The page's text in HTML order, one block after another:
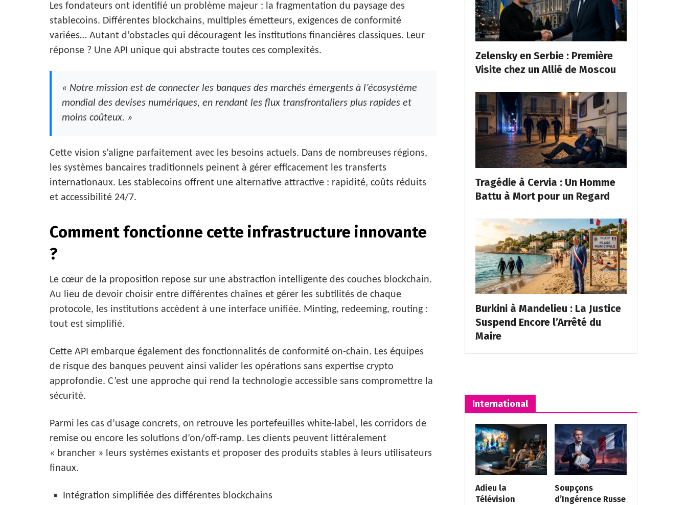
Les fondateurs ont identifié un problème majeur : la fragmentation du paysage des
stablecoins. Différentes blockchains, multiples émetteurs, exigences de conformité
variées… Autant d’obstacles qui découragent les institutions financières classiques. Leur
réponse ? Une API unique qui abstracte toutes ces complexités.
« Notre mission est de connecter les banques des marchés émergents à l’écosystème
mondial des devises numériques, en rendant les flux transfrontaliers plus rapides et
moins coûteux. »
Cette vision s’aligne parfaitement avec les besoins actuels. Dans de nombreuses régions,
les systèmes bancaires traditionnels peinent à gérer efficacement les transferts
internationaux. Les stablecoins offrent une alternative attractive : rapidité, coûts réduits
et accessibilité 24/7.
Comment fonctionne cette infrastructure innovante
?
Le cœur de la proposition repose sur une abstraction intelligente des couches blockchain.
Au lieu de devoir choisir entre différentes chaînes et gérer les subtilités de chaque
protocole, les institutions accèdent à une interface unifiée. Minting, redeeming, routing :
tout est simplifié.
Cette API embarque également des fonctionnalités de conformité on-chain. Les équipes
de risque des banques peuvent ainsi valider les opérations sans expertise crypto
approfondie. C’est une approche qui rend la technologie accessible sans compromettre la
sécurité.
Parmi les cas d’usage concrets, on retrouve les portefeuilles white-label, les corridors de
remise ou encore les solutions d’on/off-ramp. Les clients peuvent littéralement
« brancher » leurs systèmes existants et proposer des produits stables à leurs utilisateurs
finaux.
Intégration simplifiée des différentes blockchains
Zelensky en Serbie : Première
Visite chez un Allié de Moscou
Tragédie à Cervia : Un Homme
Battu à Mort pour un Regard
Burkini à Mandelieu : La Justice
Suspend Encore l’Arrêté du
Maire
International
Adieu la
Télévision
Soupçons
d’Ingérence Russe